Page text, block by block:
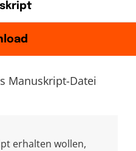
Manuskript-Datei
erhalten wollen,